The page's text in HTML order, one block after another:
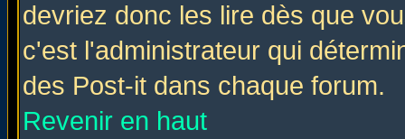
devriez donc les lire dès que
c'est l'administrateur qui
des Post-it dans chaque forum.
Revenir en haut